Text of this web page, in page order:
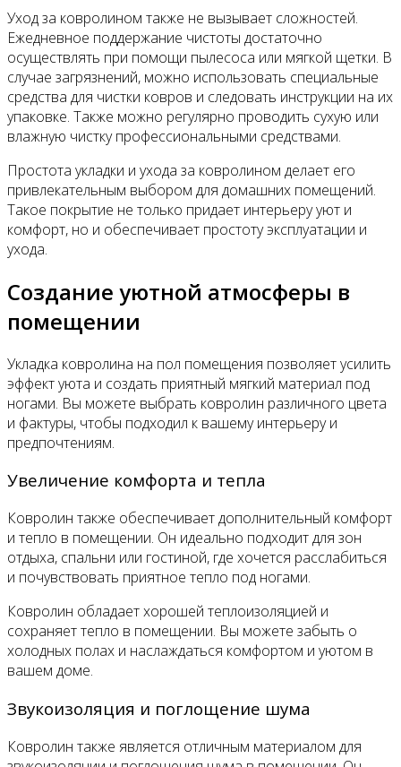
Уход за ковролином также не вызывает сложностей.
Ежедневное поддержание чистоты достаточно
осуществлять при помощи пылесоса или мягкой щетки. В
случае загрязнений, можно использовать специальные
средства для чистки ковров и следовать инструкции на их
упаковке. Также можно регулярно проводить сухую или
влажную чистку профессиональными средствами.
Простота укладки и ухода за ковролином делает его
привлекательным выбором для домашних помещений.
Такое покрытие не только придает интерьеру уют и
комфорт, но и обеспечивает простоту эксплуатации и
ухода.
Создание уютной атмосферы в
помещении
Укладка ковролина на пол помещения позволяет усилить
эффект уюта и создать приятный мягкий материал под
ногами. Вы можете выбрать ковролин различного цвета
и фактуры, чтобы подходил к вашему интерьеру и
предпочтениям.
Увеличение комфорта и тепла
Ковролин также обеспечивает дополнительный комфорт
и тепло в помещении. Он идеально подходит для зон
отдыха, спальни или гостиной, где хочется расслабиться
и почувствовать приятное тепло под ногами.
Ковролин обладает хорошей теплоизоляцией и
сохраняет тепло в помещении. Вы можете забыть о
холодных полах и наслаждаться комфортом и уютом в
вашем доме.
Звукоизоляция и поглощение шума
Ковролин также является отличным материалом для